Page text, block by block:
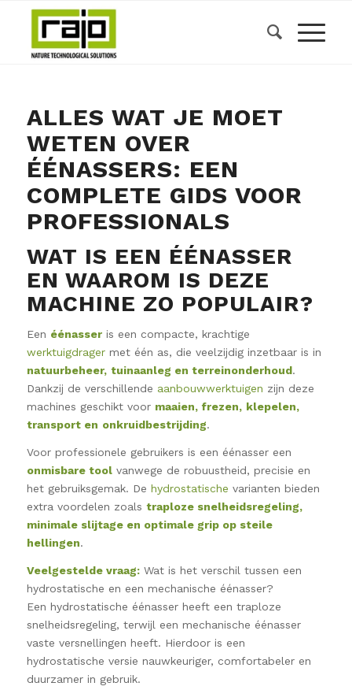
ALLES WAT JE MOET
WETEN OVER
ÉÉNASSERS: EEN
COMPLETE GIDS VOOR
PROFESSIONALS
WAT IS EEN ÉÉNASSER
EN WAAROM IS DEZE
MACHINE ZO POPULAIR?
Een éénasseris een compacte, krachtige
werktuigdragermet één as, die veelzijdig inzetbaar is in
natuurbeheer, tuinaanleg en terreinonderhoud.
Dankzij de verschillende aanbouwwerktuigen zijn deze
machines geschikt voor maaien, frezen, klepelen,
transport en onkruidbestrijding.
Voor professionele gebruikers is een éénasser een
onmisbare toolvanwege de robuustheid, precisie en
het gebruiksgemak. De hydrostatische varianten bieden
extra voordelen zoals traploze snelheidsregeling,
minimale slijtage en optimale grip op steile
hellingen.
Veelgestelde vraag: Wat is het verschil tussen een
hydrostatische en een mechanische éénasser?
Een hydrostatische éénasser heeft een traploze
snelheidsregeling, terwijl een mechanische éénasser
vaste versnellingen heeft. Hierdoor is een
hydrostatische versie nauwkeuriger, comfortabeler en
duurzamer in gebruik.